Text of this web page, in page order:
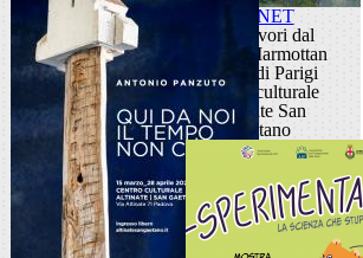
MONET
Capolavori dal
Musée Marmottan
Monet di Parigi
Centro culturale
Altinate San
Gaetano